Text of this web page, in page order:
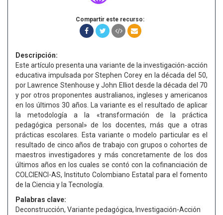
Compartir este recurso:
Descripción:
Este artículo presenta una variante de la investigación-acción
educativa impulsada por Stephen Corey en la década del 50,
por Lawrence Stenhouse y John Elliot desde la década del 70
y por otros proponentes australianos, ingleses y americanos
en los últimos 30 años. La variante es el resultado de aplicar
la metodología a la «transformación de la práctica
pedagógica personal» de los docentes, más que a otras
prácticas escolares. Esta variante o modelo particular es el
resultado de cinco años de trabajo con grupos o cohortes de
maestros investigadores y más concretamente de los dos
últimos años en los cuales se contó con la cofinanciación de
COLCIENCI-AS, Instituto Colombiano Estatal para el fomento
de la Ciencia y la Tecnología.
Palabras clave:
Deconstrucción, Variante pedagógica, Investigación-Acción